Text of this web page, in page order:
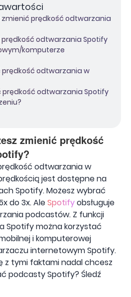
zmienić prędkość odtwarzania
prędkość odtwarzania Spotify
komputerze
prędkość odtwarzania w
prędkość odtwarzania Spotify
zmienić prędkość
odtwarzania w
jest dostępne na
Spotify. Możesz wybrać
do 3x. AleSpotifyobsługuje
podcastów. Z funkcji
Spotify można korzystać
i komputerowej
internetowym Spotify.
z tymi faktami nadal chcesz
podcasty Spotify? Śledź